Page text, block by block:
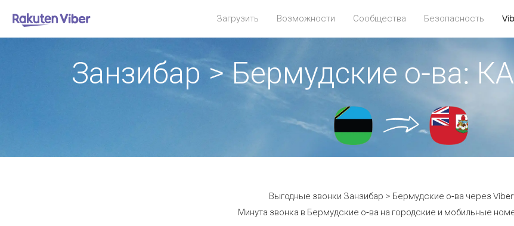
Загрузить Возможности Сообщества Безопасность
Занзибар > Бермудские о-ва:
Выгодные звонки Занзибар > Бермудские о-ва через
Минута звонка в Бермудские о-ва на городские и мобильные